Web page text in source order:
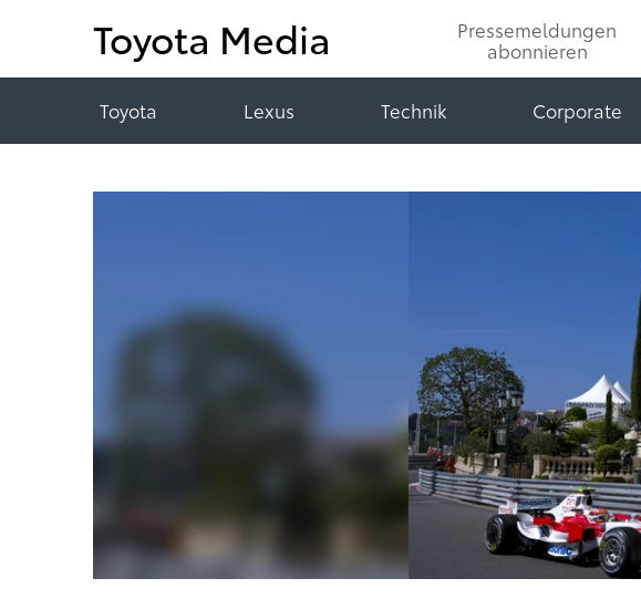
Toyota Media
Pressemeldungen
abonnieren
Toyota Lexus Technik Corporate